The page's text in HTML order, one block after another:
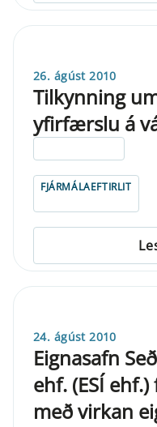
26. ágúst 2010
Tilkynning
yfirfærslu á
FJÁRMÁLAEFTIRLIT
24. ágúst 2010
Eignasafn
ehf. (ESÍ
með virkan